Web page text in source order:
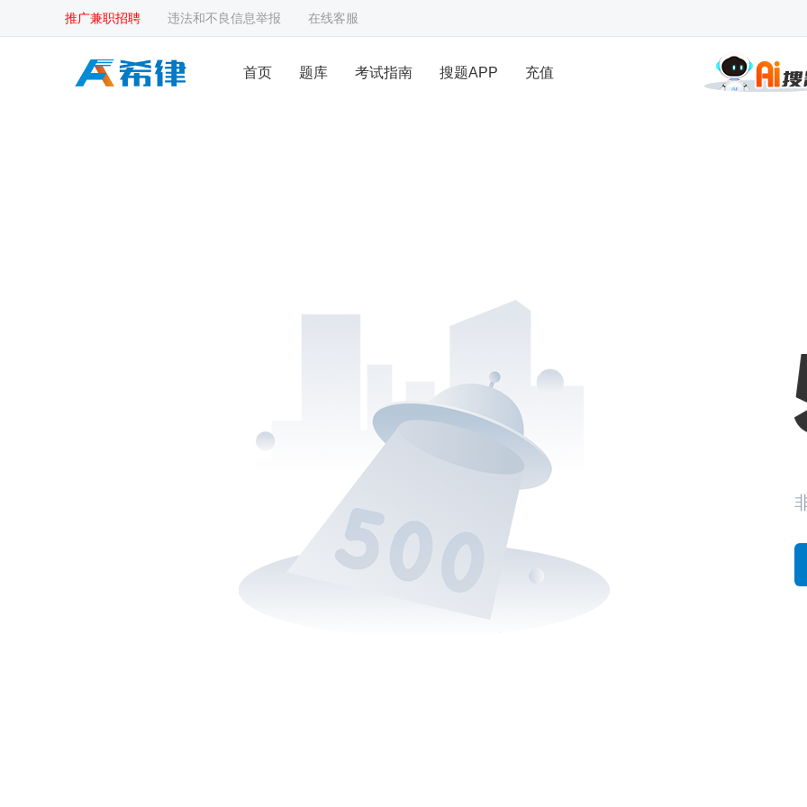
推广兼职招聘 违法和不良信息举报 在线客服
首页 题库 考试指南 搜题APP 充值